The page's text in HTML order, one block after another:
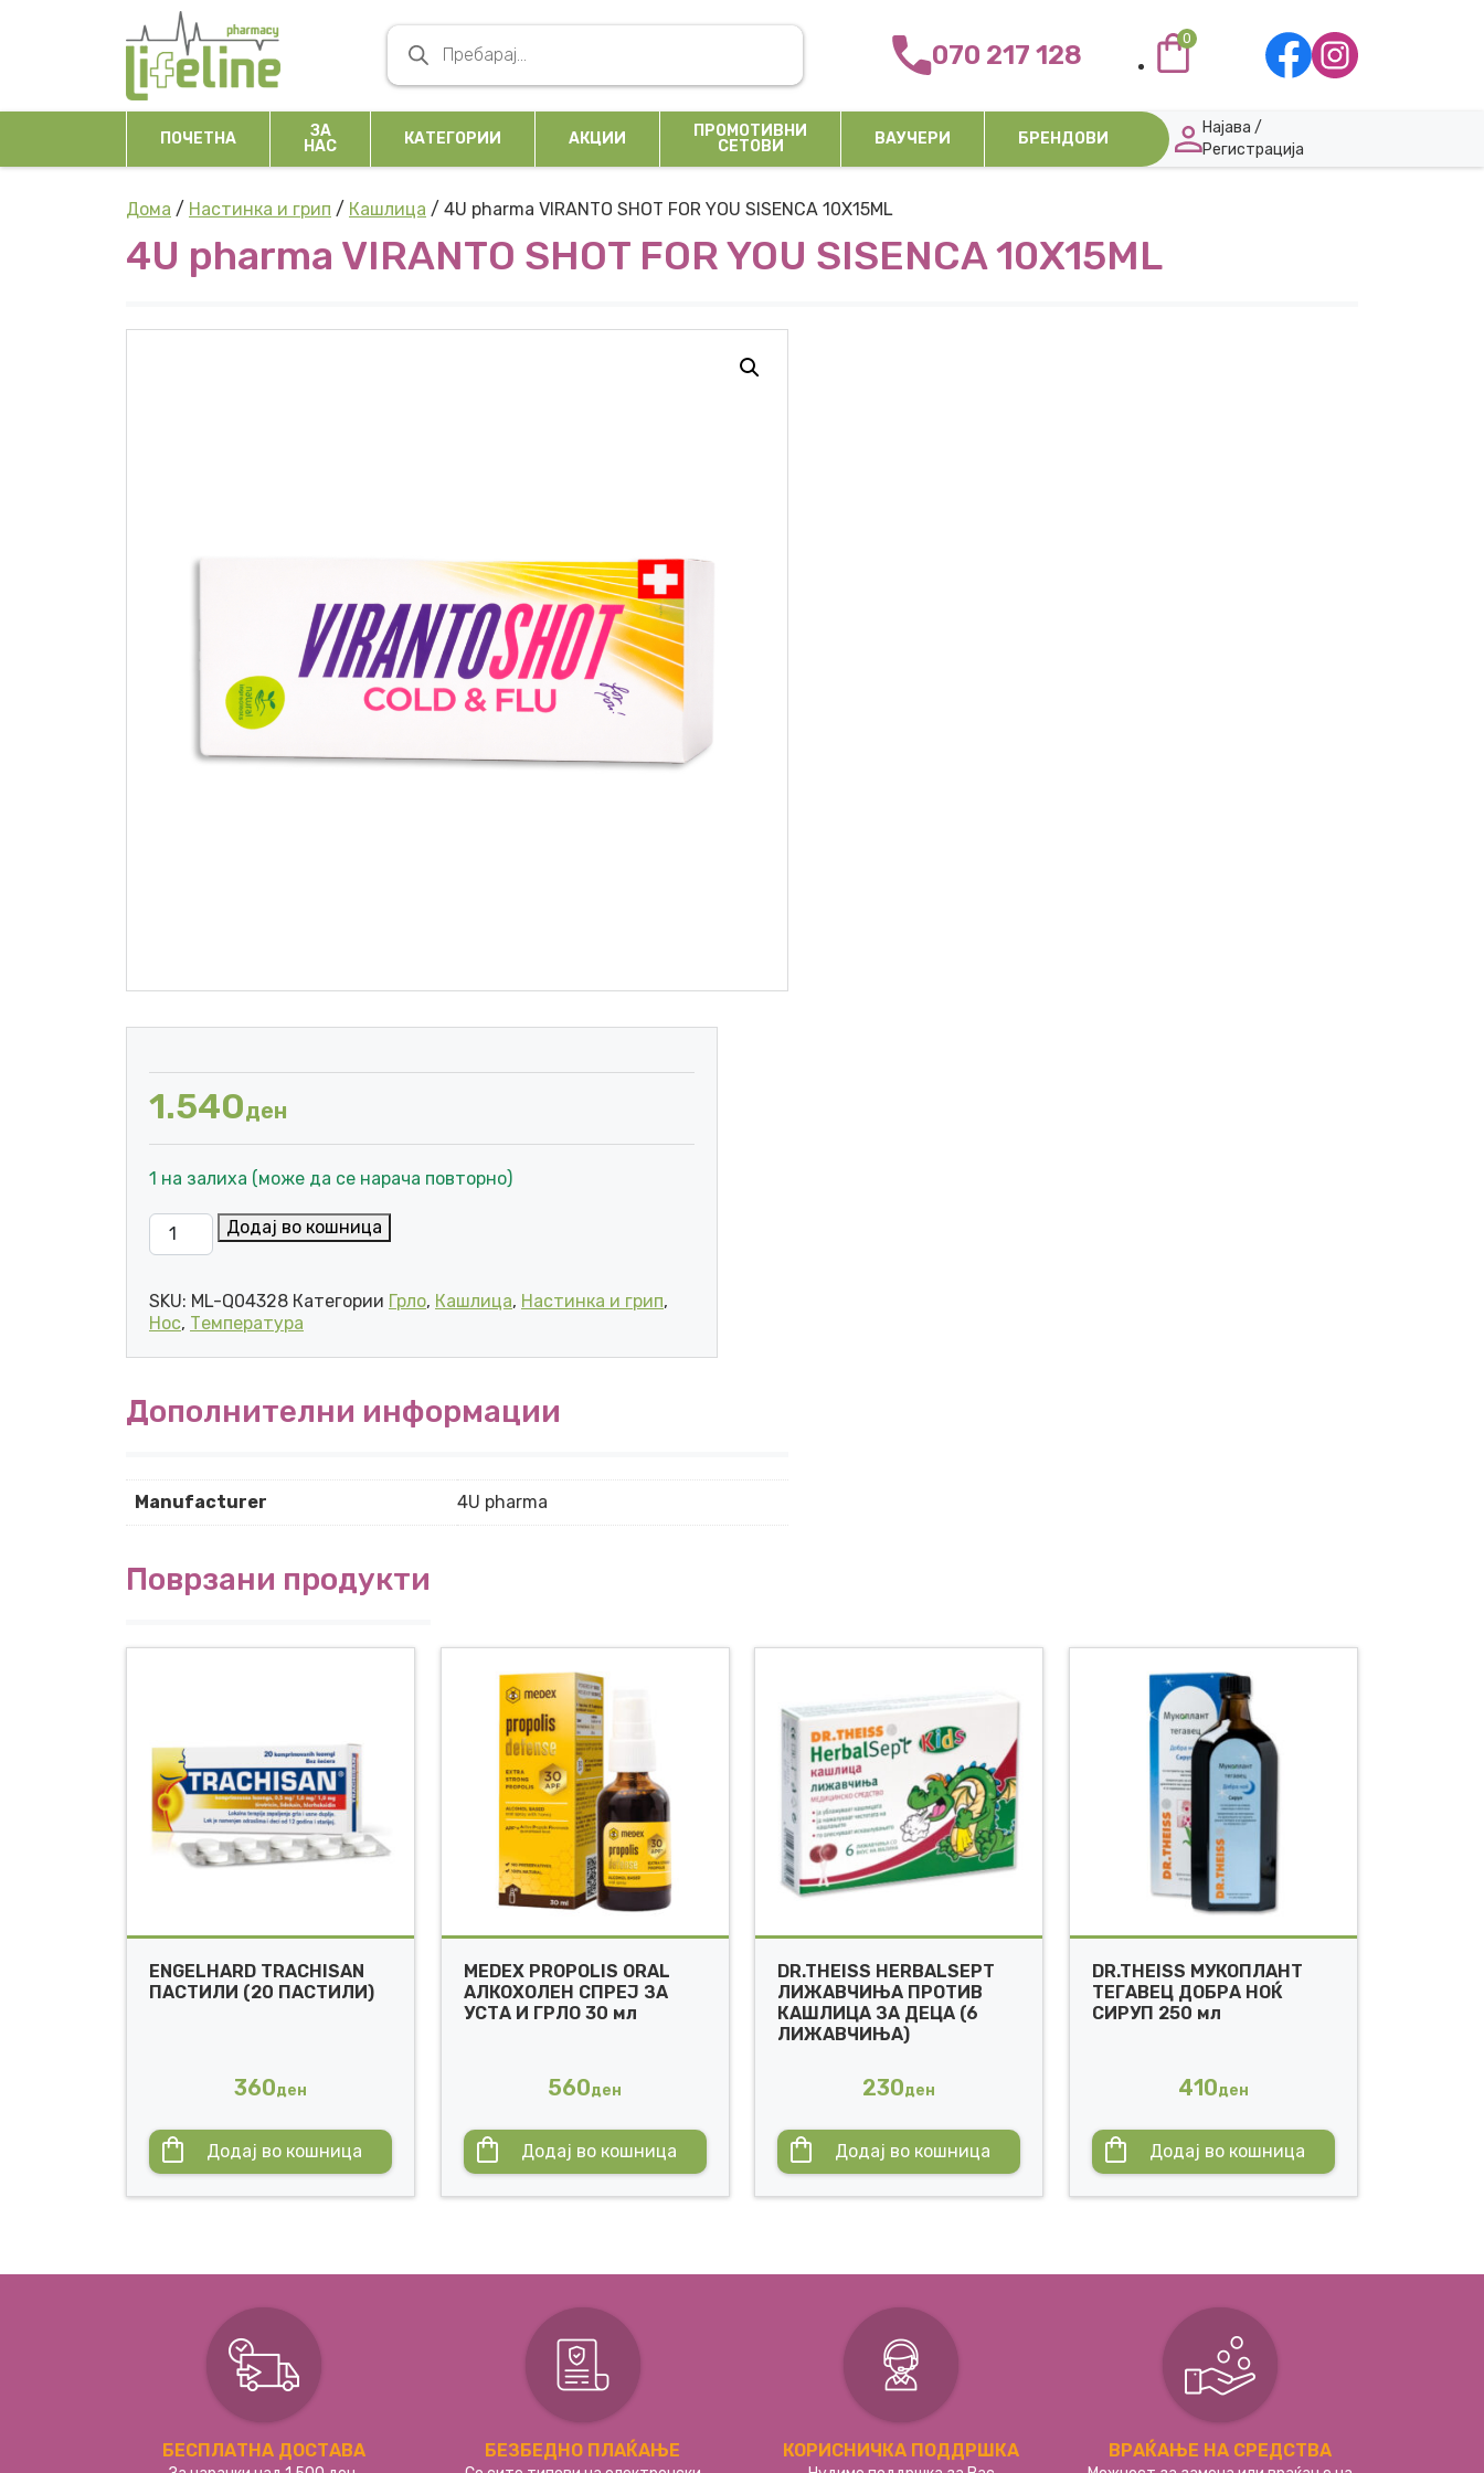
Main Navigation
Products search
070 217 128
0
ПОЧЕТНА
ЗА
НАС
КАТЕГОРИИ АКЦИИ
ПРОМОТИВНИ
СЕТОВИ
ВАУЧЕРИ БРЕНДОВИ
Најава /
Регистрација
Дома / Настинка и грип / Кашлица / 4U pharma VIRANTO SHOT FOR YOU SISENCA 10X15ML
4U pharma VIRANTO SHOT FOR YOU SISENCA 10X15ML
1.540ден
1 на залиха (може да се нарача повторно)
4U pharma VIRANTO SHOT FOR YOU SISENCA 10X15ML количина
Додај во кошница
SKU: ML-Q04328 Категории Грло, Кашлица, Настинка и грип,
Нос, Температура
Дополнителни информации
Manufacturer 4U pharma
Поврзани продукти
ENGELHARD TRACHISAN
ПАСТИЛИ (20 ПАСТИЛИ)
360ден
Додај во кошница
MEDEX PROPOLIS ORAL
АЛКОХОЛЕН СПРЕЈ ЗА
УСТА И ГРЛО 30 мл
560ден
Додај во кошница
DR.THEISS HERBALSEPT
ЛИЖАВЧИЊА ПРОТИВ
КАШЛИЦА ЗА ДЕЦА (6
ЛИЖАВЧИЊА)
230ден
Додај во кошница
DR.THEISS МУКОПЛАНТ
ТЕГАВЕЦ ДОБРА НОЌ
СИРУП 250 мл
410ден
Додај во кошница
БЕСПЛАТНА ДОСТАВА БЕЗБЕДНО ПЛАЌАЊЕ КОРИСНИЧКА ПОДДРШКА ВРАЌАЊЕ НА СРЕДСТВА